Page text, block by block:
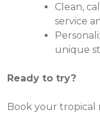
Clean,
service
unique
Ready to try?
Book your tropical